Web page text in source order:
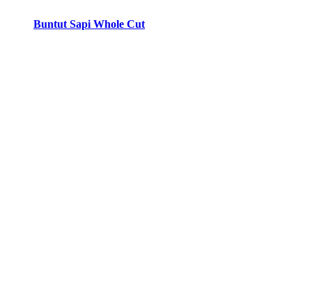
Buntut Sapi Whole Cut